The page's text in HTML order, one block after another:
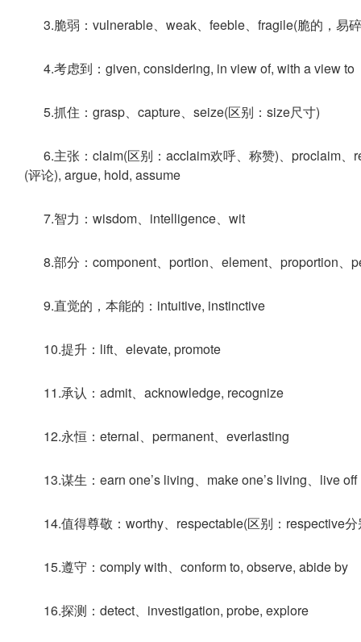
3.脆弱：vulnerable、weak、feeble、fragile(脆的，易
4.考虑到：given, considering, in view of, with a view to
5.抓住：grasp、capture、seize(区别：size尺寸)
6.主张：claim(区别：acclaim欢呼、称赞)、proclaim
(评论), argue, hold, assume
7.智力：wisdom、intelligence、wit
8.部分：component、portion、element、proportion、
9.直觉的，本能的：intuitive, instinctive
10.提升：lift、elevate, promote
11.承认：admit、acknowledge, recognize
12.永恒：eternal、permanent、everlasting
13.谋生：earn one’s living、make one’s living、live off
14.值得尊敬：worthy、respectable(区别：respective分
15.遵守：comply with、conform to, observe, abide by
16.探测：detect、investigation, probe, explore